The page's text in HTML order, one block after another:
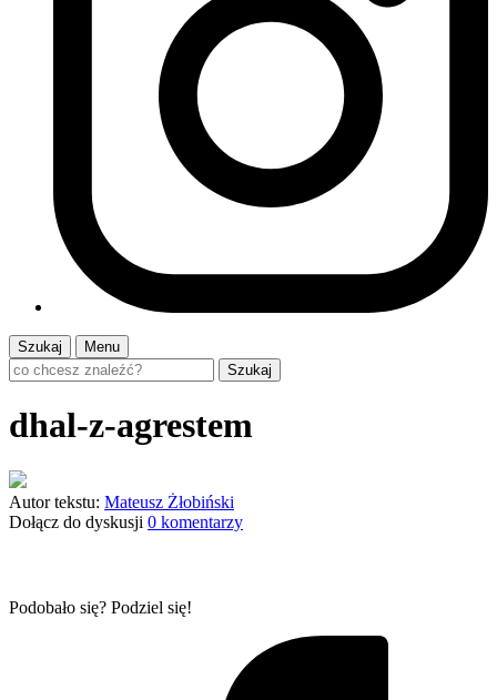
Szukaj
Menu
Szukaj
dhal-z-agrestem
Autor tekstu: Mateusz Żłobiński
Dołącz do dyskusji 0 komentarzy
Podobało się? Podziel się!